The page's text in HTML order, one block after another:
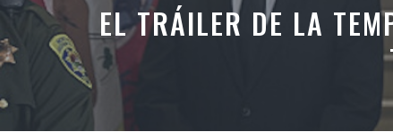
EL TRÁILER DE LA